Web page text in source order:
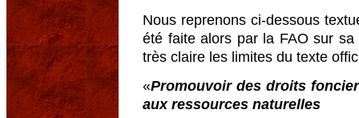
Nous reprenons ci-dessous
été faite alors par la FAO sur sa
très claire les limites du texte
«Promouvoir des droits
aux ressources naturelles